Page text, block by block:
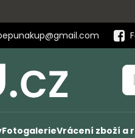
FotogalerieVrácení zboží a